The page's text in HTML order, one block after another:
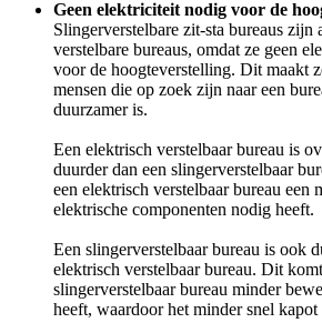
Geen elektriciteit nodig voor de
Slingerverstelbare zit-sta bureaus zijn
verstelbare bureaus, omdat ze geen
voor de hoogteverstelling. Dit maakt
mensen die op zoek zijn naar een
duurzamer is.
Een elektrisch verstelbaar bureau is
duurder dan een slingerverstelbaar
een elektrisch verstelbaar bureau een
elektrische componenten nodig heeft.
Een slingerverstelbaar bureau is ook
elektrisch verstelbaar bureau. Dit
slingerverstelbaar bureau minder
heeft, waardoor het minder snel kapot